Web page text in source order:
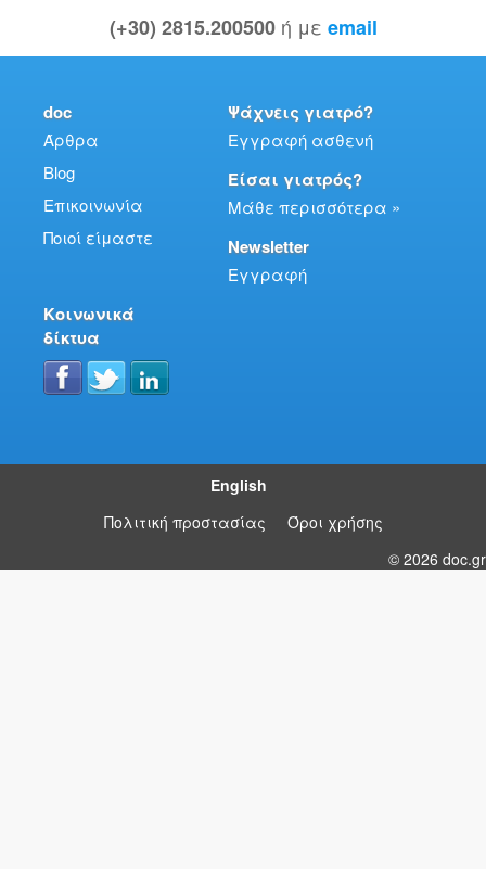
(+30) 2815.200500 ή με email
doc
Άρθρα
Blog
Επικοινωνία
Ποιοί είμαστε
Ψάχνεις γιατρό?
Εγγραφή ασθενή
Είσαι γιατρός?
Μάθε περισσότερα »
Newsletter
Εγγραφή
Κοινωνικά
δίκτυα
English
Πολιτική προστασίας
Όροι χρήσης
© 2026 doc.gr